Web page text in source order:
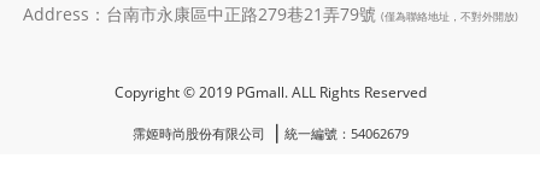
Address：台南市永康區中正路279巷21弄79號 (僅為聯絡地址，不對外開放)
Copyright © 2019 PGmall. ALL Rights Reserved
霈姬時尚股份有限公司 ❘ 統一編號：54062679